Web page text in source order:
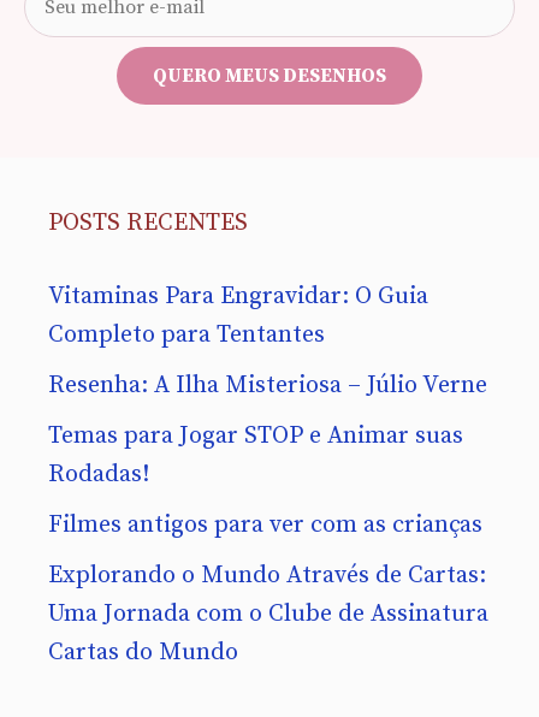
e-
mail
QUERO MEUS DESENHOS
POSTS RECENTES
Vitaminas Para Engravidar: O Guia
Completo para Tentantes
Resenha: A Ilha Misteriosa – Júlio Verne
Temas para Jogar STOP e Animar suas
Rodadas!
Filmes antigos para ver com as crianças
Explorando o Mundo Através de Cartas:
Uma Jornada com o Clube de Assinatura
Cartas do Mundo